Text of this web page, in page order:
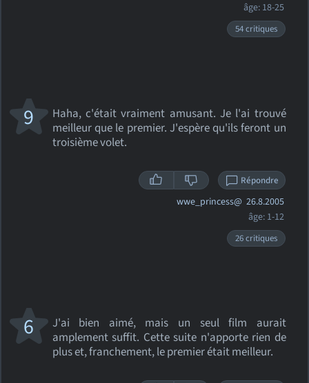
âge: 18-25
54 critiques
Haha, c'était vraiment amusant. Je l'ai trouvé
meilleur que le premier. J'espère qu'ils feront un
troisième volet.
9
Répondre
wwe_princess@ 26.8.2005
âge: 1-12
26 critiques
J'ai bien aimé, mais un seul film aurait
amplement suffit. Cette suite n'apporte rien de
plus et, franchement, le premier était meilleur.
6